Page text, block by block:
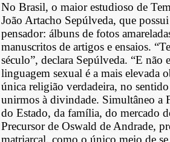
No Brasil, o maior estudioso de
João Artacho Sepúlveda, que
pensador: álbuns de fotos
manuscritos de artigos e ensaios.
século”, declara Sepúlveda. “E
linguagem sexual é a mais elevada
única religião verdadeira, no
unirmos à divindade. Simultâneo a
do Estado, da família, do mercado
Precursor de Oswald de Andrade,
matriarcal, como o único meio de